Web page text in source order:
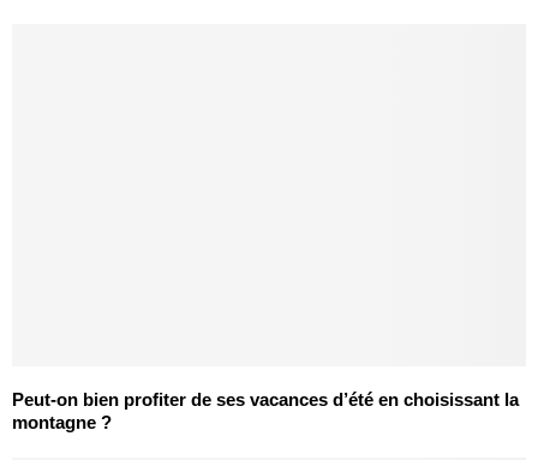
Peut-on bien profiter de ses vacances d’été en choisissant la
montagne ?